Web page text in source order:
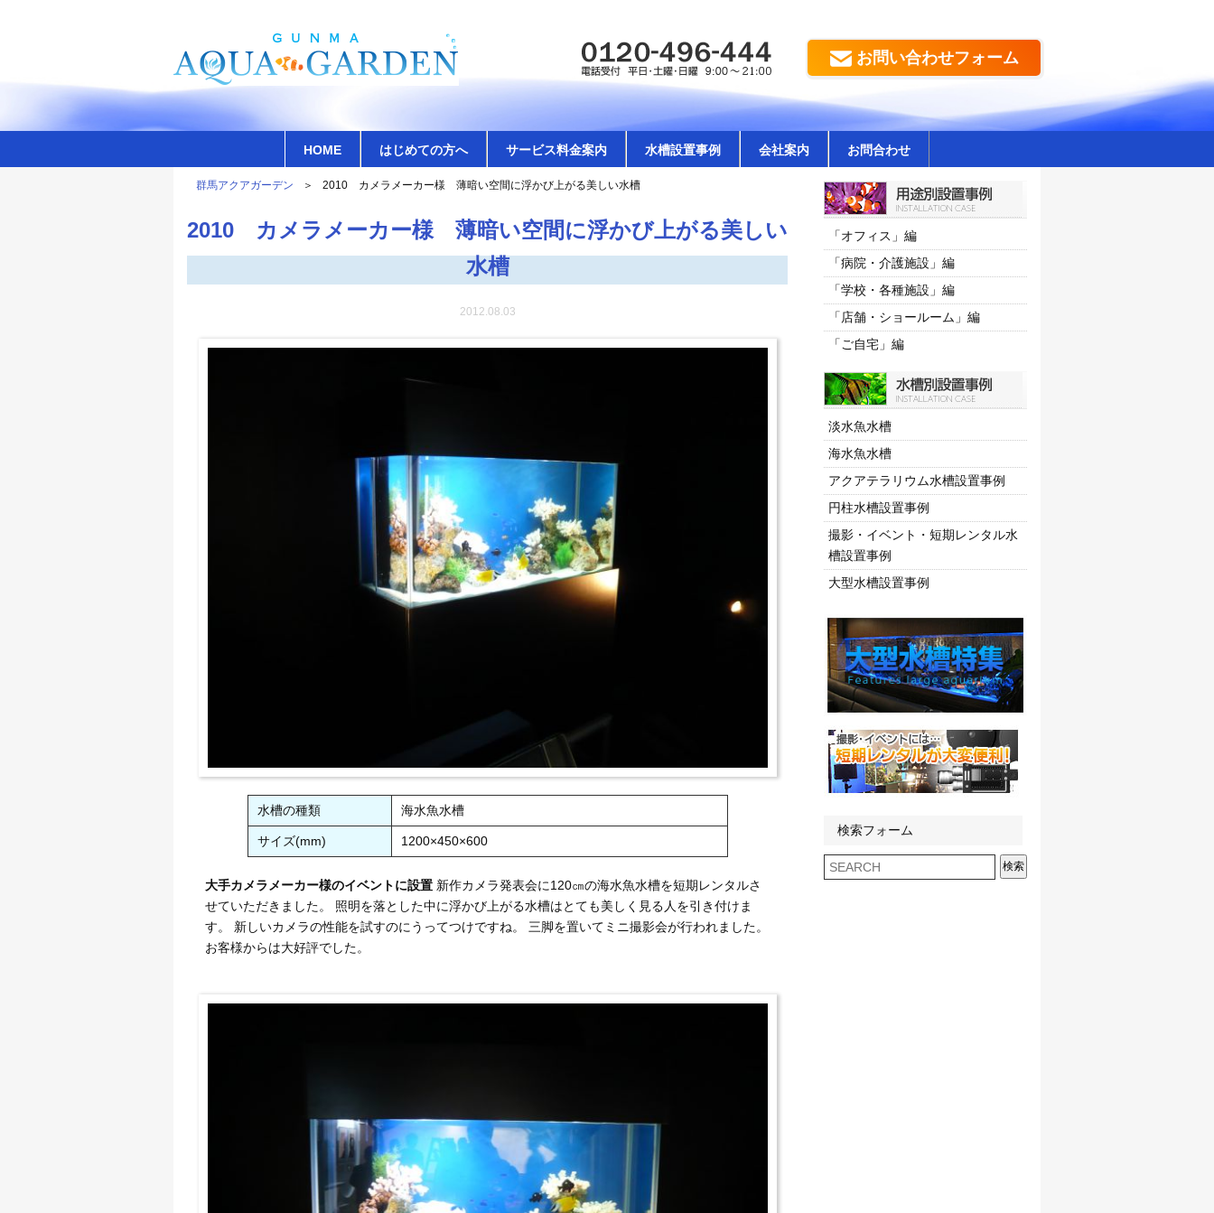
お問い合わせフォーム
HOME はじめての方へ サービス料金案内 水槽設置事例 会社案内 お問合わせ
群馬アクアガーデン 2010 カメラメーカー様 薄暗い空間に浮かび上がる美しい水槽
2010 カメラメーカー様 薄暗い空間に浮かび上がる美しい
水槽
2012.08.03
水槽の種類 海水魚水槽
サイズ(mm) 1200×450×600
大手カメラメーカー様のイベントに設置 新作カメラ発表会に120㎝の海水魚水槽を短期レンタルさ
せていただきました。 照明を落とした中に浮かび上がる水槽はとても美しく見る人を引き付けま
す。 新しいカメラの性能を試すのにうってつけですね。 三脚を置いてミニ撮影会が行われました。
お客様からは大好評でした。
「オフィス」編
「病院・介護施設」編
「学校・各種施設」編
「店舗・ショールーム」編
「ご自宅」編
淡水魚水槽
海水魚水槽
アクアテラリウム水槽設置事例
円柱水槽設置事例
撮影・イベント・短期レンタル水
槽設置事例
大型水槽設置事例
検索フォーム
検索